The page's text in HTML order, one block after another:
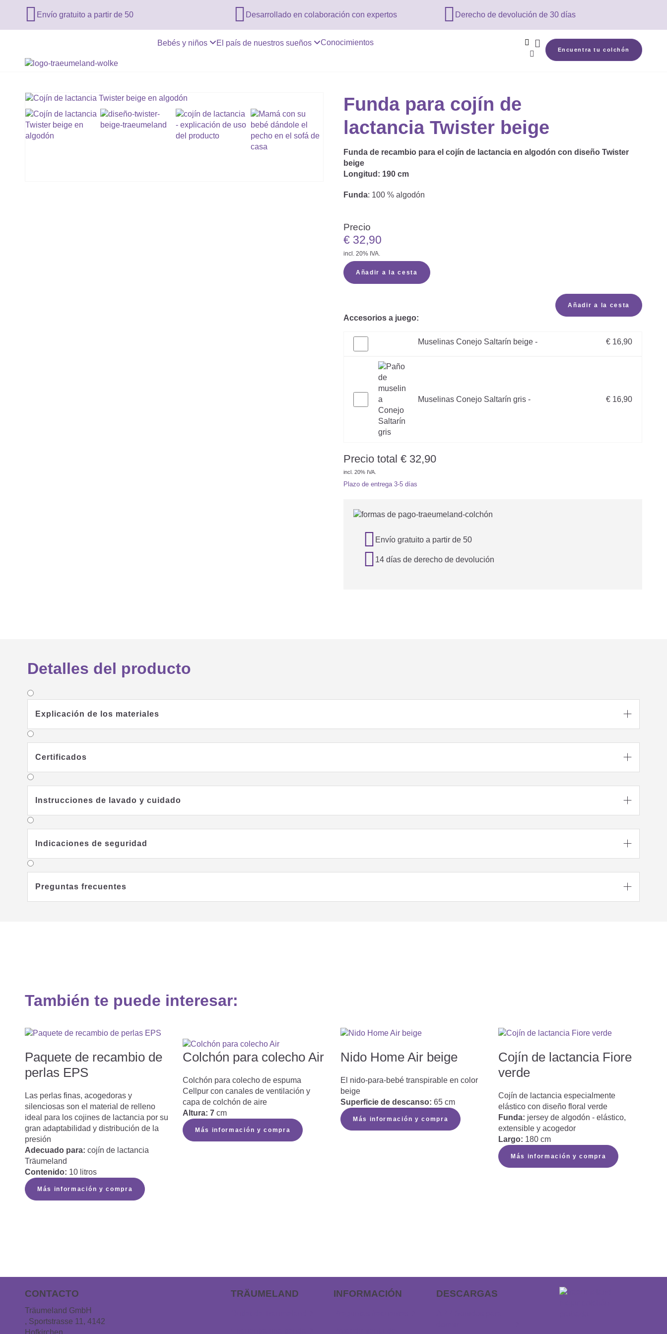
 Envío gratuito a partir de 50  Desarrollado en colaboración con expertos  Derecho de devolución de 30 días
Bebés y niños El país de nuestros sueños Conocimientos



Encuentra tu colchón
Funda para cojín de
lactancia Twister beige
Funda de recambio para el cojín de lactancia en algodón con diseño Twister
beige
Longitud: 190 cm
Funda: 100 % algodón
Precio
€ 32,90
incl. 20% IVA.
Añadir a la cesta
Añadir a la cesta
Accesorios a juego:
Muselinas Conejo Saltarín beige - € 16,90
Muselinas Conejo Saltarín gris - € 16,90
Precio total € 32,90
incl. 20% IVA.
Plazo de entrega 3-5 días
 Envío gratuito a partir de 50
 14 días de derecho de devolución
Detalles del producto
Explicación de los materiales 
Certificados 
Instrucciones de lavado y cuidado 
Indicaciones de seguridad 
Preguntas frecuentes 
También te puede interesar:
Paquete de recambio de
perlas EPS
Las perlas finas, acogedoras y
silenciosas son el material de relleno
ideal para los cojines de lactancia por su
gran adaptabilidad y distribución de la
presión
Adecuado para: cojín de lactancia
Träumeland
Contenido: 10 litros
Más información y compra
Colchón para colecho Air
Colchón para colecho de espuma
Cellpur con canales de ventilación y
capa de colchón de aire
Altura: 7 cm
Más información y compra
Nido Home Air beige
El nido-para-bebé transpirable en color
beige
Superficie de descanso: 65 cm
Más información y compra
Cojín de lactancia Fiore
verde
Cojín de lactancia especialmente
elástico con diseño floral verde
Funda: jersey de algodón - elástico,
extensible y acogedor
Largo: 180 cm
Más información y compra
CONTACTO
Träumeland GmbH
, Sportstrasse 11, 4142
Hofkirchen
TRÄUMELAND INFORMACIÓN DESCARGAS